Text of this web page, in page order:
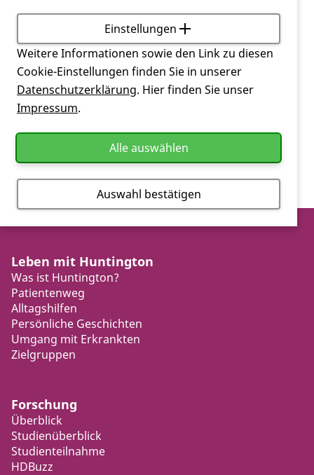
Zurück
Leben mit Huntington
Was ist Huntington?
Patientenweg
Alltagshilfen
Persönliche Geschichten
Umgang mit Erkrankten
Zielgruppen
Forschung
Überblick
Studienüberblick
Studienteilnahme
HDBuzz
Einstellungen
Weitere Informationen sowie den Link zu diesen
Cookie-Einstellungen finden Sie in unserer
Datenschutzerklärung. Hier finden Sie unser
Impressum.
Alle auswählen
Auswahl bestätigen